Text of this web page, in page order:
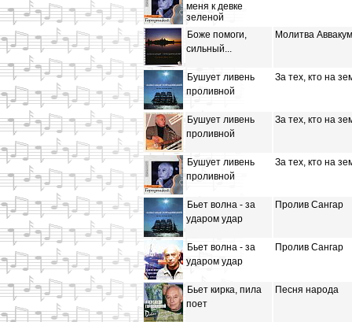
меня к девке
зеленой
Боже помоги,
сильный...
Молитва
Бушует ливень
проливной
За тех, кто на
Бушует ливень
проливной
За тех, кто на
Бушует ливень
проливной
За тех, кто на
Бьет волна - за
ударом удар
Пролив Сангар
Бьет волна - за
ударом удар
Пролив Сангар
Бьет кирка, пила
поет
Песня народа